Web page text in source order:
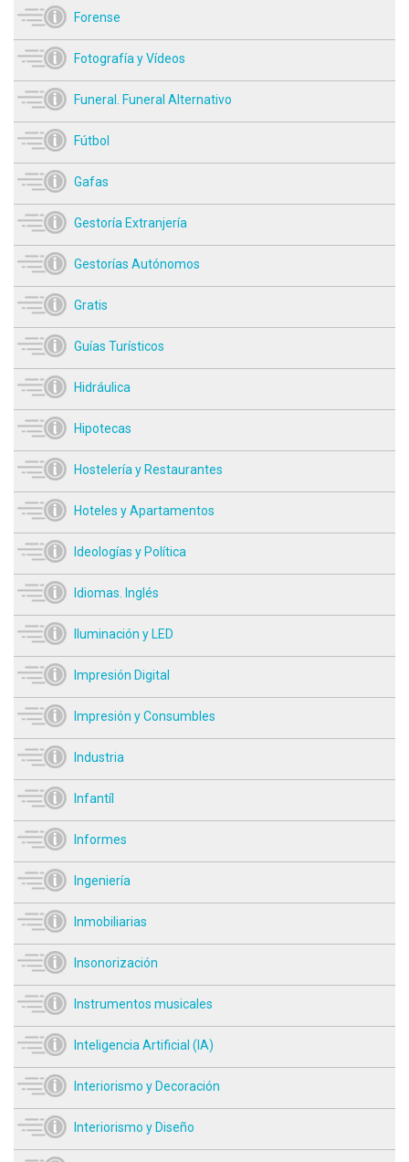
Forense
Fotografía y Vídeos
Funeral. Funeral Alternativo
Fútbol
Gafas
Gestoría Extranjería
Gestorías Autónomos
Gratis
Guías Turísticos
Hidráulica
Hipotecas
Hostelería y Restaurantes
Hoteles y Apartamentos
Ideologías y Política
Idiomas. Inglés
Iluminación y LED
Impresión Digital
Impresión y Consumbles
Industria
Infantíl
Informes
Ingeniería
Inmobiliarias
Insonorización
Instrumentos musicales
Inteligencia Artificial (IA)
Interiorismo y Decoración
Interiorismo y Diseño